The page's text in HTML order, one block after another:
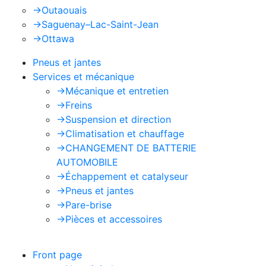
->Outaouais
->Saguenay–Lac-Saint-Jean
->Ottawa
Pneus et jantes
Services et mécanique
->Mécanique et entretien
->Freins
->Suspension et direction
->Climatisation et chauffage
->CHANGEMENT DE BATTERIE
AUTOMOBILE
->Échappement et catalyseur
->Pneus et jantes
->Pare-brise
->Pièces et accessoires
Front page